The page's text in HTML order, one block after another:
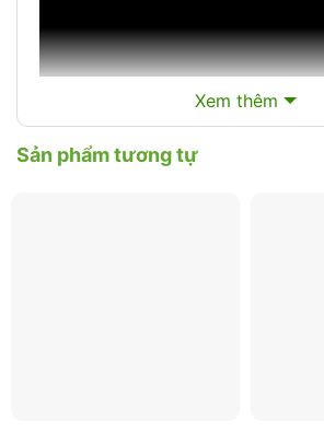
Thông Số Ghế Ăn Dặm
Xem thêm
Sản phẩm tương tự